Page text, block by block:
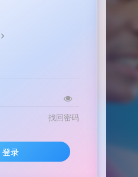
找回密码
登录